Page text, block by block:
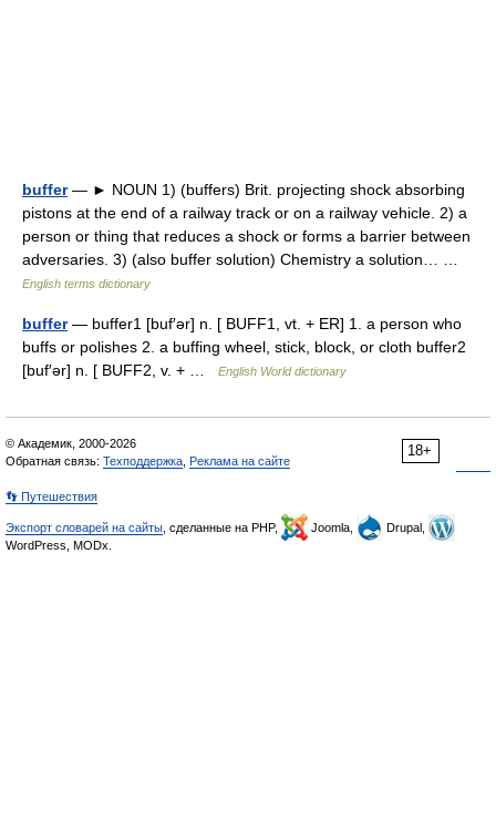
buffer— ► NOUN 1) (buffers) Brit. projecting shock absorbing
pistons at the end of a railway track or on a railway vehicle. 2) a
person or thing that reduces a shock or forms a barrier between
adversaries. 3) (also buffer solution) Chemistry a solution… …
English terms dictionary
buffer— buffer1 [buf′ər] n. [ BUFF1, vt. + ER] 1. a person who
buffs or polishes 2. a buffing wheel, stick, block, or cloth buffer2
[buf′ər] n. [ BUFF2, v. + …
English World dictionary
18+
© Академик, 2000-2026
Обратная связь: Техподдержка Реклама на сайте
👣 Путешествия
Экспорт словарей на сайты , сделанные на PHP, Joomla,
Drupal,
WordPress, MODx.